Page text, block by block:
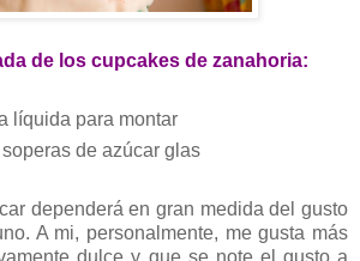
de los cupcakes de zanahoria:
líquida para montar
de azúcar glas
dependerá en gran medida del gusto
A mi, personalmente, me gusta más